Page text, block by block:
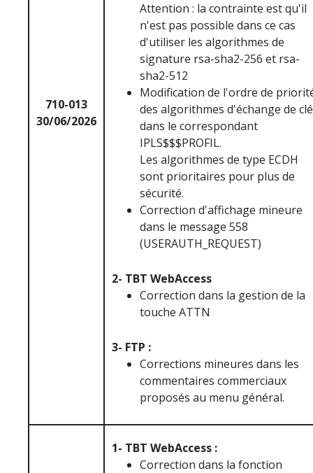
710-013
30/06/2026
Attention : la contrainte est qu'il
n'est pas possible dans ce cas
d'utiliser les algorithmes de
signature rsa-sha2-256 et rsa-
sha2-512
Modification de l'ordre de
des algorithmes d'échange de
dans le correspondant
IPLS$$$PROFIL.
Les algorithmes de type ECDH
sont prioritaires pour plus de
sécurité.
Correction d'affichage mineure
dans le message 558
(USERAUTH_REQUEST)
2- TBT WebAccess
Correction dans la gestion de la
touche ATTN
3- FTP :
Corrections mineures dans les
commentaires commerciaux
proposés au menu général.
1- TBT WebAccess :
Correction dans la fonction